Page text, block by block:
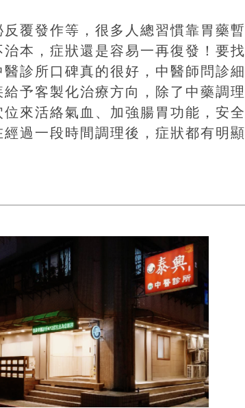
覆發作等，很多人總習慣靠胃藥暫
本，症狀還是容易一再復發！要找
診所口碑真的很好，中醫師問診細
予客製化治療方向，除了中藥調理
來活絡氣血、加強腸胃功能，安全
過一段時間調理後，症狀都有明顯